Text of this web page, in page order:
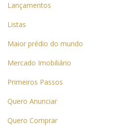
Lançamentos
Listas
Maior prédio do mundo
Mercado Imobiliário
Primeiros Passos
Quero Anunciar
Quero Comprar